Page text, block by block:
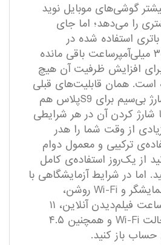
گوشی‌های موبایل نوید
را می‌دهد؛ اما جای
استفاده شده در
S9پلاس همان ۳۵۰۰ میلی‌آمپر‌ساعت باقی مانده
افزایش ظرفیت آن هیچ
است. همان قابلیت‌های قبلی
مثل شارژ سریع و شارژ بی‌سیم برای S9پلاس هم
شارژ کردن آن در هر شرایطی
از وقت شما را هدر
ترکیبی و معمول دوام
از یک‌روز استفاده‌ی کامل
اما در شرایط آزمایشگاهی با
روشنایی اتوماتیک نمایشگر و Wi-Fi روشن،
می‌توانید روی ۶.۵ ساعت فیلم‌دیدن آنلاین، ۱۱
ساعت وبگردی در حالت Wi-Fi و همچنین ۴.۵
باز کنید.